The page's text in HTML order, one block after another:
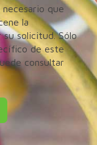
que
la
su solicitud. Sólo
de este
consultar